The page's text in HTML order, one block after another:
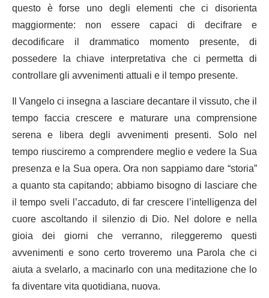
questo è forse uno degli elementi che ci disorienta
maggiormente: non essere capaci di decifrare e
decodificare il drammatico momento presente, di
possedere la chiave interpretativa che ci permetta di
controllare gli avvenimenti attuali e il tempo presente.
Il Vangelo ci insegna a lasciare decantare il vissuto, che il
tempo faccia crescere e maturare una comprensione
serena e libera degli avvenimenti presenti. Solo nel
tempo riusciremo a comprendere meglio e vedere la Sua
presenza e la Sua opera. Ora non sappiamo dare “storia”
a quanto sta capitando; abbiamo bisogno di lasciare che
il tempo sveli l’accaduto, di far crescere l’intelligenza del
cuore ascoltando il silenzio di Dio. Nel dolore e nella
gioia dei giorni che verranno, rileggeremo questi
avvenimenti e sono certo troveremo una Parola che ci
aiuta a svelarlo, a macinarlo con una meditazione che lo
fa diventare vita quotidiana, nuova.